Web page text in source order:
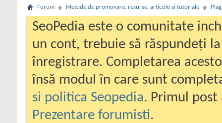
Forum Metode de promovare, resurse, articole si tutoriale
SeoPedia este o comunitate
un cont, trebuie să răspundeți
înregistrare. Completarea
însă modul în care sunt
si politica Seopedia. Primul
Prezentare forumisti.